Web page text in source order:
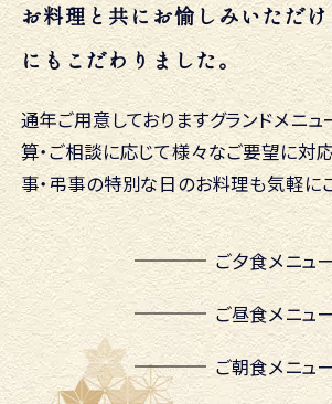
お料理と共にお愉しみいただ
にもこだわりました。
通年ご用意しておりますグランドメニュ
算・ご相談に応じて様々なご要望に対
事・弔事の特別な日のお料理も気軽に
ご夕食メニュー
ご昼食メニュ
ご朝食メニュ